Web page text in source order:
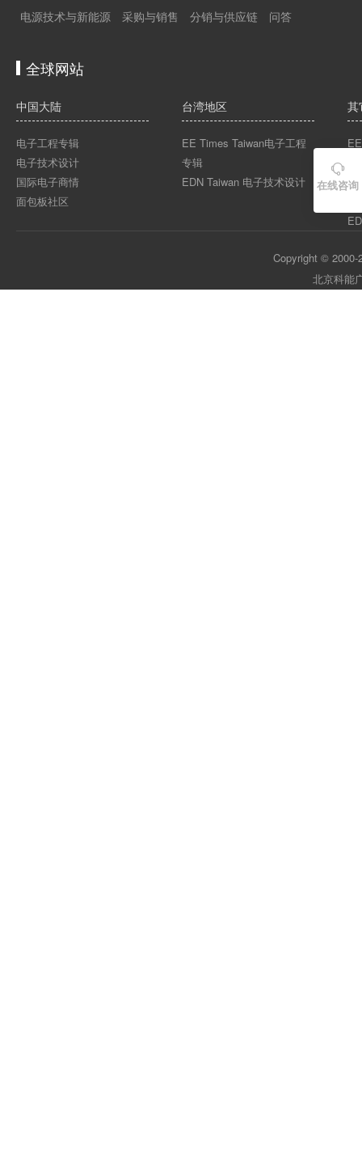
电源技术与新能源
采购与销售 分销与供应链 问答
全球网站
中国大陆
电子工程专辑
电子技术设计
国际电子商情
面包板社区
台湾地区
EE Times Taiwan电子工程
专辑
EDN Taiwan 电子技术设计
其
Copyright © 2000-
北京科能

在线咨询